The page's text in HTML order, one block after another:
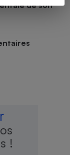
de son
!